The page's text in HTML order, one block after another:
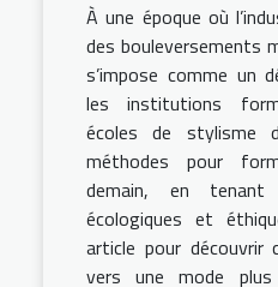
À une époque où
des bouleversements
s’impose comme un
les institutions
écoles de stylisme
méthodes pour
demain, en
écologiques et
article pour découvrir
vers une mode plus